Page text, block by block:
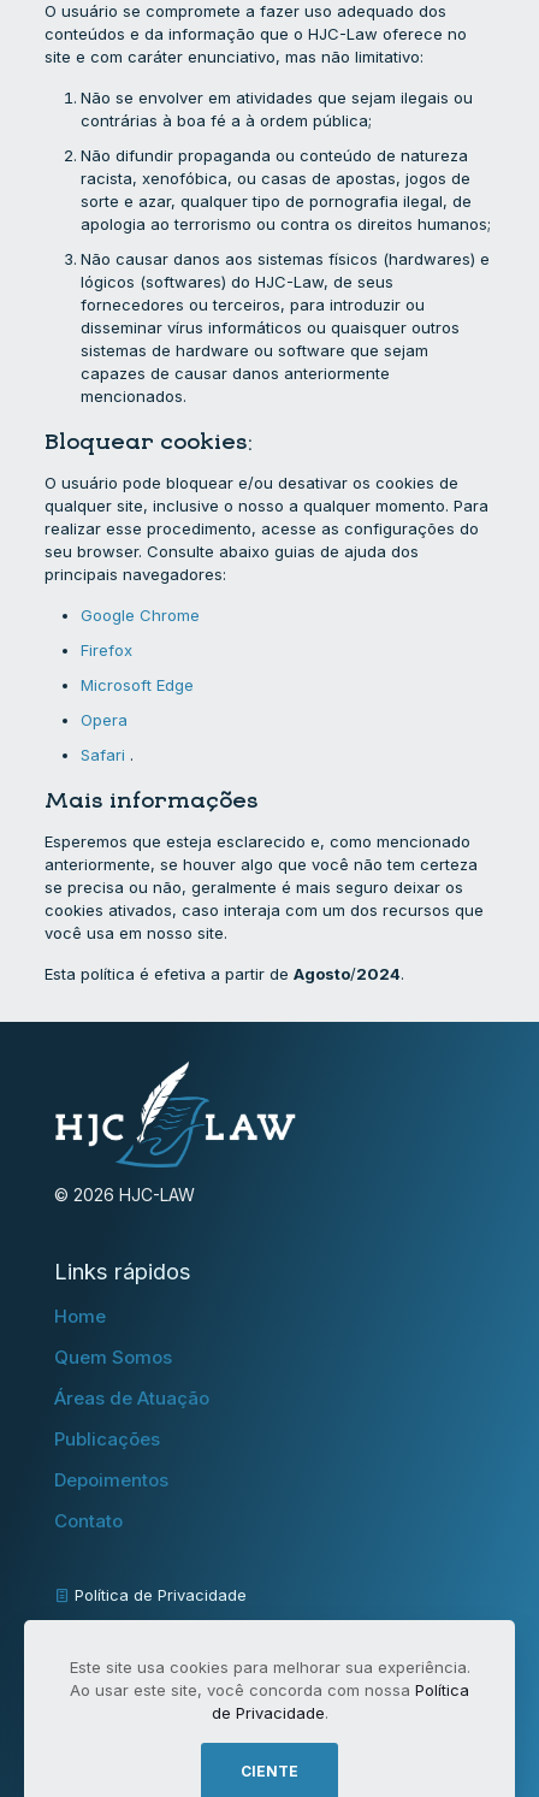
O usuário se compromete a fazer uso adequado dos
conteúdos e da informação que o HJC-Law oferece no
site e com caráter enunciativo, mas não limitativo:
Não se envolver em atividades que sejam ilegais ou
contrárias à boa fé a à ordem pública;
Não difundir propaganda ou conteúdo de natureza
racista, xenofóbica, ou casas de apostas, jogos de
sorte e azar, qualquer tipo de pornografia ilegal, de
apologia ao terrorismo ou contra os direitos humanos;
Não causar danos aos sistemas físicos (hardwares) e
lógicos (softwares) do HJC-Law, de seus
fornecedores ou terceiros, para introduzir ou
disseminar vírus informáticos ou quaisquer outros
sistemas de hardware ou software que sejam
capazes de causar danos anteriormente
mencionados.
Bloquear cookies:
O usuário pode bloquear e/ou desativar os cookies de
qualquer site, inclusive o nosso a qualquer momento. Para
realizar esse procedimento, acesse as configurações do
seu browser. Consulte abaixo guias de ajuda dos
principais navegadores:
Google Chrome
Firefox
Microsoft Edge
Opera
Safari .
Mais informações
Esperemos que esteja esclarecido e, como mencionado
anteriormente, se houver algo que você não tem certeza
se precisa ou não, geralmente é mais seguro deixar os
cookies ativados, caso interaja com um dos recursos que
você usa em nosso site.
Esta política é efetiva a partir de Agosto/2024.
© 2026 HJC-LAW
Links rápidos
Home
Quem Somos
Áreas de Atuação
Publicações
Depoimentos
Contato
Política de Privacidade
FAQ - Perguntas Frequentes
Este site usa cookies para melhorar sua experiência.
Ao usar este site, você concorda com nossa Política
de Privacidade.
CIENTE